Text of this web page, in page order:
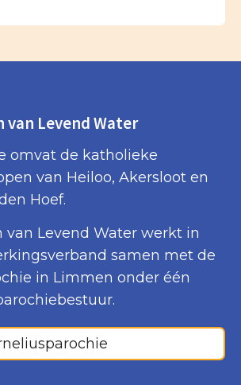
van Levend Water
omvat de katholieke
van Heiloo, Akersloot en
Hoef.
van Levend Water werkt in
samen met de
in Limmen onder één